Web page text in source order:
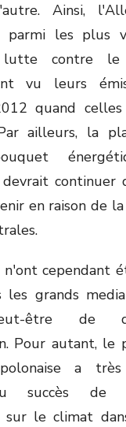
Ainsi,
parmi les plus
contre le
vu leurs
quand
ailleurs, la
continuer
en raison de
n'ont cependant
les grands
être de
Pour autant, le
a très
succès de
sur le climat